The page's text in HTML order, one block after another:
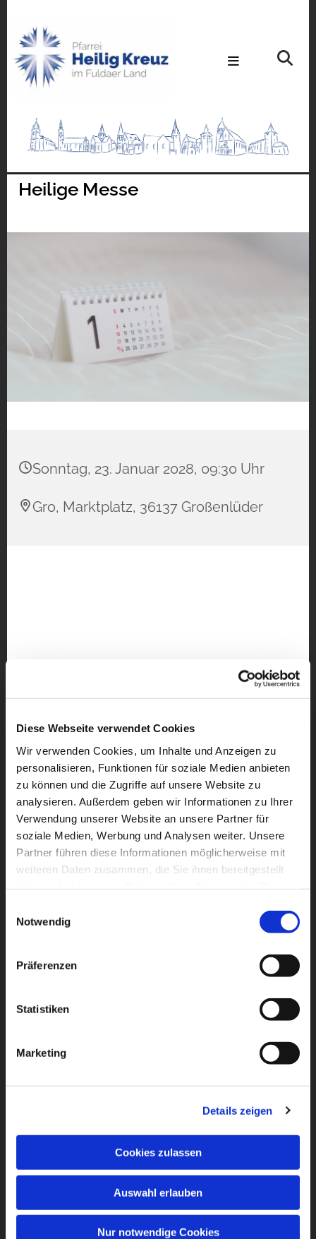
Diese Webseite verwendet Cookies
Wir verwenden Cookies, um Inhalte und Anzeigen zu
personalisieren, Funktionen für soziale Medien anbieten
zu können und die Zugriffe auf unsere Website zu
analysieren. Außerdem geben wir Informationen zu Ihrer
Verwendung unserer Website an unsere Partner für
soziale Medien, Werbung und Analysen weiter. Unsere
Partner führen diese Informationen möglicherweise mit
weiteren Daten zusammen, die Sie ihnen bereitgestellt
Notwendig
Präferenzen
Statistiken
Marketing
Details zeigen
Cookies zulassen
Auswahl erlauben
Nur notwendige Cookies
Heilige Messe
Sonntag, 23. Januar 2028, 09:30 Uhr
Gro, Marktplatz, 36137 Großenlüder
Dies könnte Sie auch